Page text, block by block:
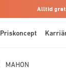
Alltid
Priskoncept
MAHON